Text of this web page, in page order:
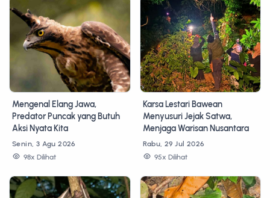
Mengenal Elang Jawa,
Predator Puncak yang Butuh
Aksi Nyata Kita
Senin, 3 Agu 2026
98x Dilihat
Karsa Lestari Bawean
Menyusuri Jejak Satwa,
Menjaga Warisan Nusantara
Rabu, 29 Jul 2026
95x Dilihat